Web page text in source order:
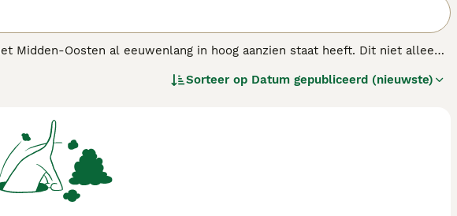
Midden-Oosten al eeuwenlang in hoog aanzien staat heeft. Dit niet alleen
keuze geworden onder mensen die bekend zijn met de behoeften van het
Sorteer op Datum gepubliceerd (nieuwste)